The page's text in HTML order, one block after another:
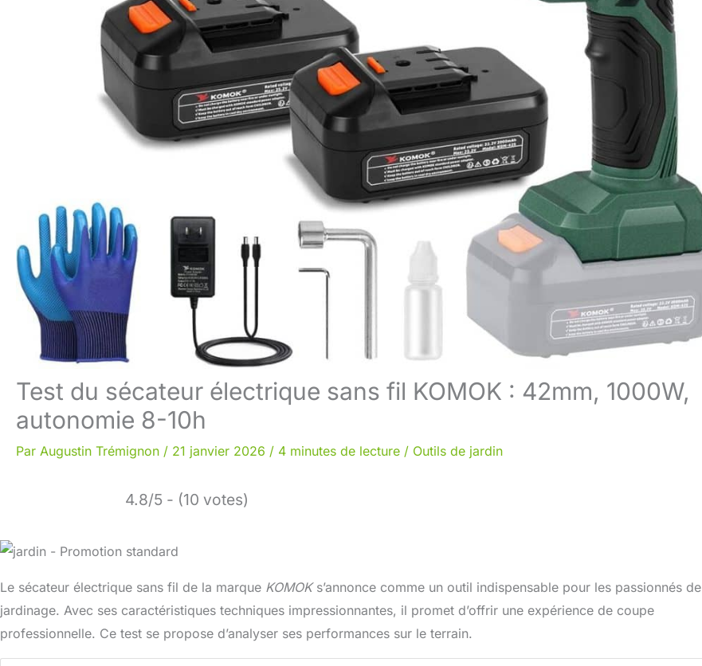
Test du sécateur électrique sans fil KOMOK : 42mm, 1000W,
autonomie 8-10h
Par Augustin Trémignon / 21 janvier 2026 / 4 minutes de lecture / Outils de jardin
4.8/5 - (10 votes)
Le sécateur électrique sans fil de la marque KOMOKs’annonce comme un outil indispensable pour les passionnés de
jardinage. Avec ses caractéristiques techniques impressionnantes, il promet d’offrir une expérience de coupe
professionnelle. Ce test se propose d’analyser ses performances sur le terrain.